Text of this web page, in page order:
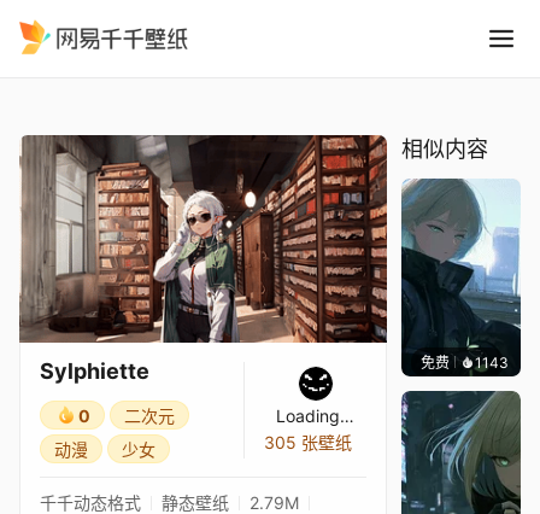
Sylphiette
0
二次元
动漫
少女
Loading…
305 张壁纸
千千动态格式 静态壁纸
2.79M
相似内容
免费 1143辰东